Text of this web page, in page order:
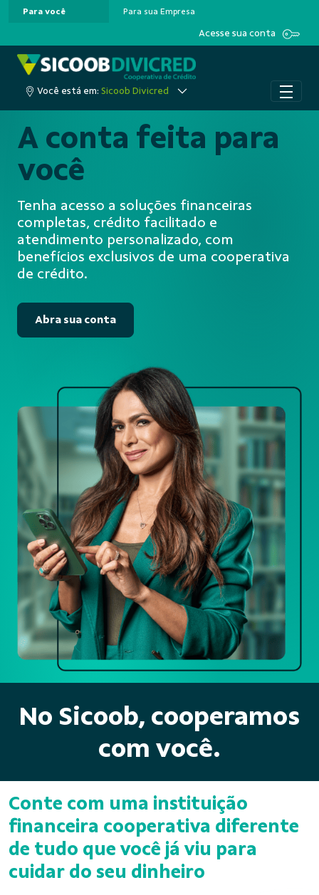
Pular para o Conteúdo principal
Para você Para sua Empresa
Acesse sua conta
Você está em: Sicoob Divicred
A conta feita para
você
Tenha acesso a soluções financeiras
completas, crédito facilitado e
atendimento personalizado, com
benefícios exclusivos de uma cooperativa
de crédito.
Abra sua conta
No Sicoob, cooperamos
com você.
Conte com uma instituição
financeira cooperativa diferente
de tudo que você já viu para
cuidar do seu dinheiro